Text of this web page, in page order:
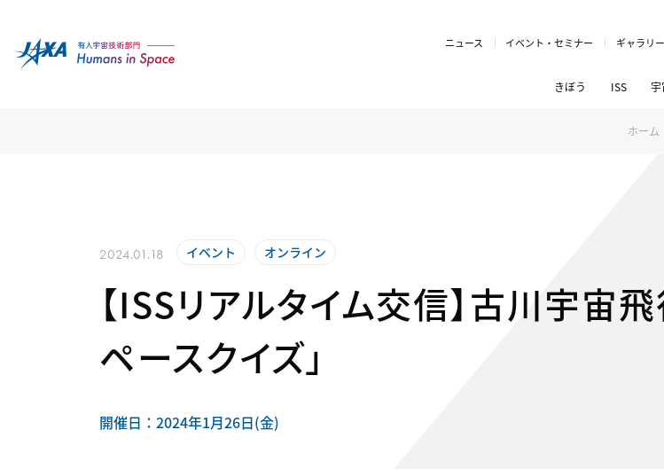
ニュース イベント・セミナー ギャラリー
きぼう ISS 宇
ホーム
2024.01.18 イベント オンライン
【ISSリアルタイム交信】古川宇宙
ペースクイズ」
開催日：2024年1月26日(金)